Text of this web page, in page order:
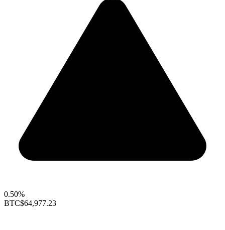
0.50%
BTC$64,977.23